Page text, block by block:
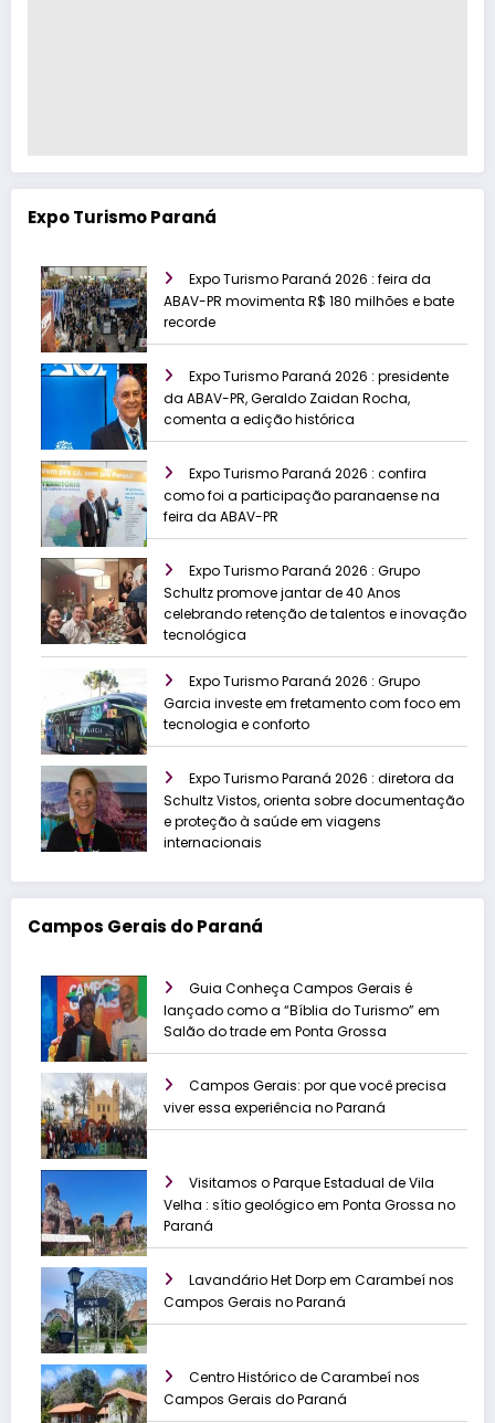
Expo Turismo Paraná
Expo Turismo Paraná 2026 : feira da
ABAV-PR movimenta R$ 180 milhões e bate
recorde
Expo Turismo Paraná 2026 : presidente
da ABAV-PR, Geraldo Zaidan Rocha,
comenta a edição histórica
Expo Turismo Paraná 2026 : confira
como foi a participação paranaense na
feira da ABAV-PR
Expo Turismo Paraná 2026 : Grupo
Schultz promove jantar de 40 Anos
celebrando retenção de talentos e inovação
tecnológica
Expo Turismo Paraná 2026 : Grupo
Garcia investe em fretamento com foco em
tecnologia e conforto
Expo Turismo Paraná 2026 : diretora da
Schultz Vistos, orienta sobre documentação
e proteção à saúde em viagens
internacionais
Campos Gerais do Paraná
Guia Conheça Campos Gerais é
lançado como a “Bíblia do Turismo” em
Salão do trade em Ponta Grossa
Campos Gerais: por que você precisa
viver essa experiência no Paraná
Visitamos o Parque Estadual de Vila
Velha : sítio geológico em Ponta Grossa no
Paraná
Lavandário Het Dorp em Carambeí nos
Campos Gerais no Paraná
Centro Histórico de Carambeí nos
Campos Gerais do Paraná